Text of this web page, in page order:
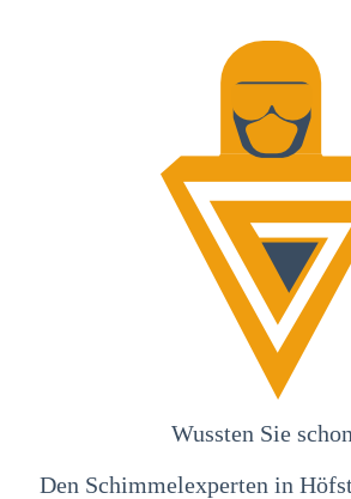
Wussten Sie
Den Schimmelexperten in